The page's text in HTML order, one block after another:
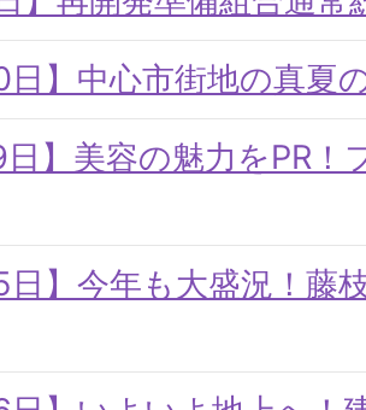
日】中心市街地の真夏
日】美容の魅力をPR
日】今年も大盛況！藤